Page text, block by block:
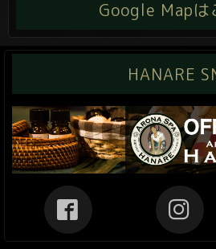
Google Mapは
HANARE